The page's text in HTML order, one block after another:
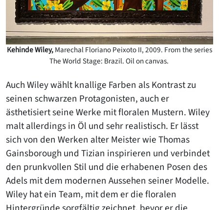
Kehinde Wiley,Marechal Floriano Peixoto II, 2009. From the series
The World Stage: Brazil. Oil on canvas.
Auch Wiley wählt knallige Farben als Kontrast zu
seinen schwarzen Protagonisten, auch er
ästhetisiert seine Werke mit floralen Mustern. Wiley
malt allerdings in Öl und sehr realistisch. Er lässt
sich von den Werken alter Meister wie Thomas
Gainsborough und Tizian inspirieren und verbindet
den prunkvollen Stil und die erhabenen Posen des
Adels mit dem modernen Aussehen seiner Modelle.
Wiley hat ein Team, mit dem er die floralen